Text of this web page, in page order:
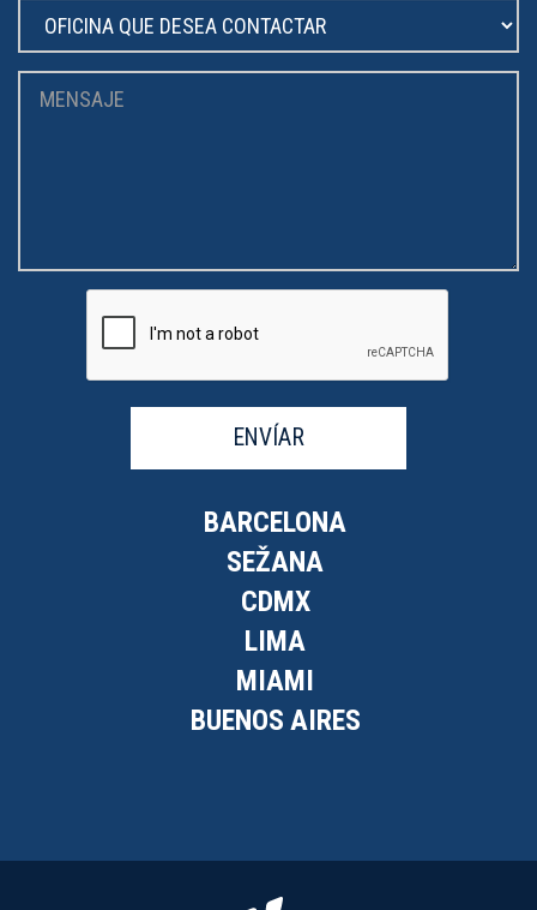
ENVÍAR
BARCELONA
SEŽANA
CDMX
LIMA
MIAMI
BUENOS AIRES